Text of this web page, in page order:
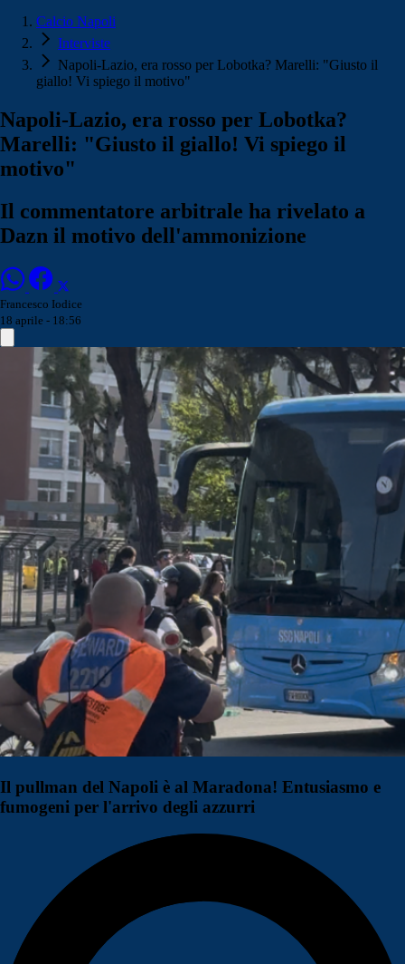
Calcio Napoli
Interviste
Napoli-Lazio, era rosso per Lobotka? Marelli: "Giusto il
giallo! Vi spiego il motivo"
Napoli-Lazio, era rosso per Lobotka?
Marelli: "Giusto il giallo! Vi spiego il
motivo"
Il commentatore arbitrale ha rivelato a
Dazn il motivo dell'ammonizione
Francesco Iodice
18 aprile - 18:56
Il pullman del Napoli è al Maradona! Entusiasmo e
fumogeni per l'arrivo degli azzurri